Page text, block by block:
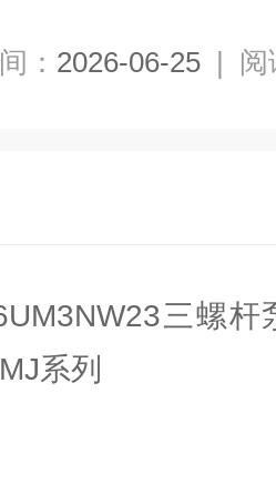
： 2026-06-25 | 阅
三螺
系列